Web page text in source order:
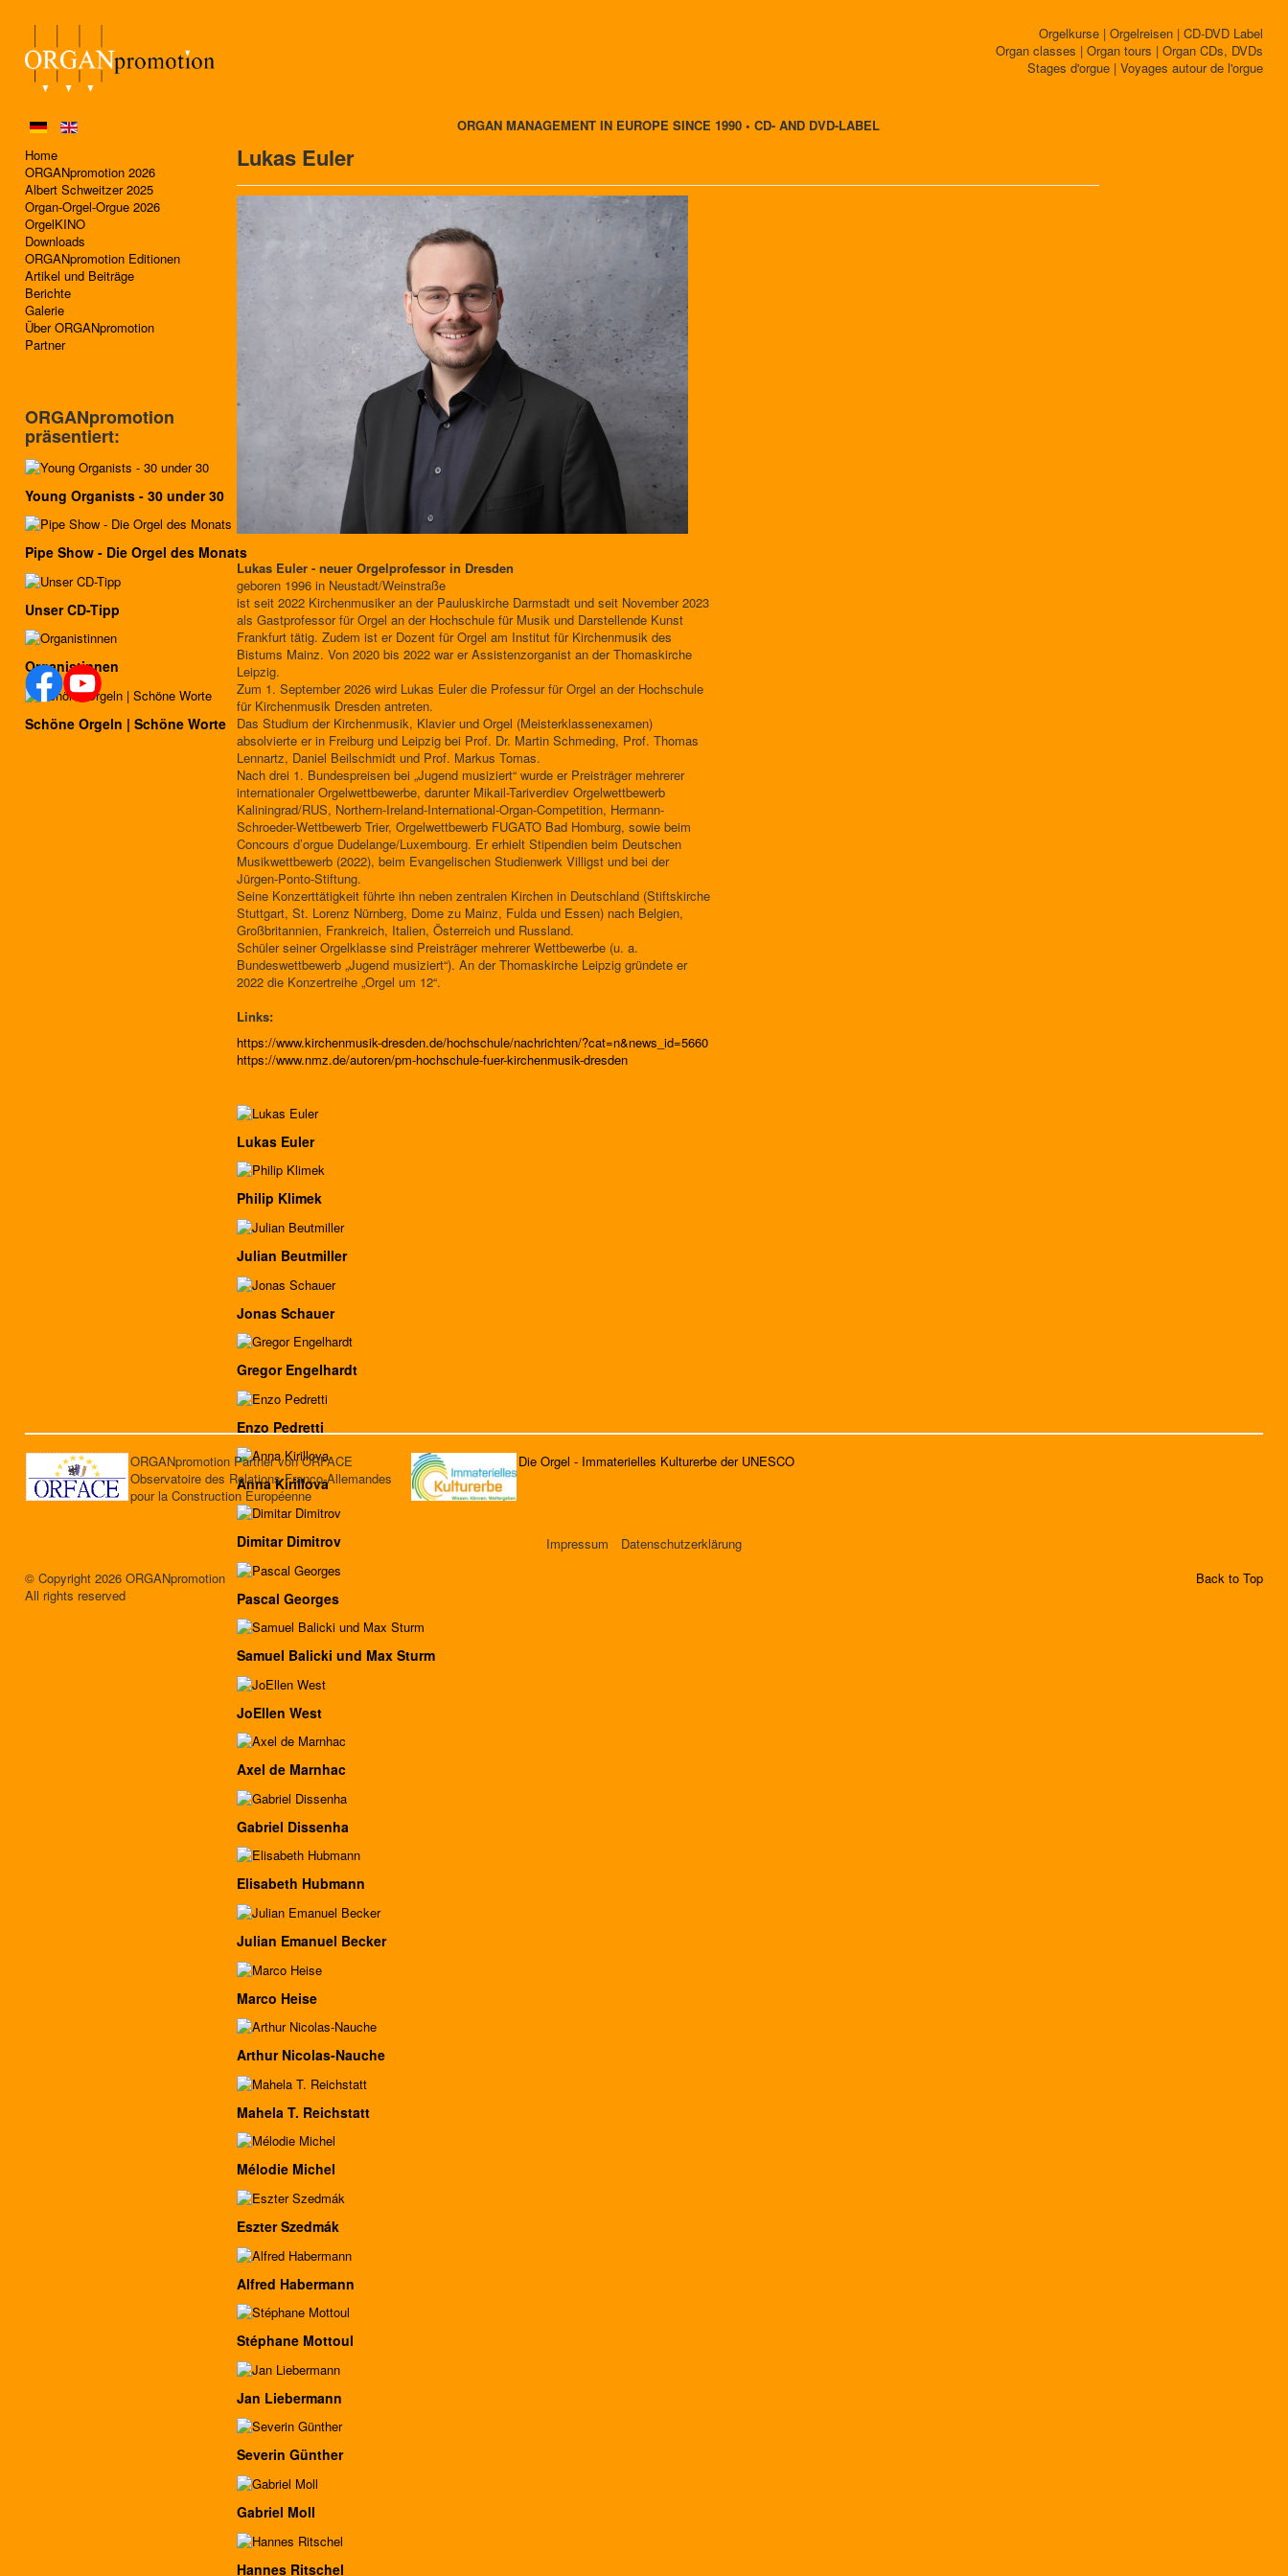
Orgelkurse | Orgelreisen | CD-DVD Label
Organ classes | Organ tours | Organ CDs, DVDs
Stages d'orgue | Voyages autour de l'orgue
Home
ORGANpromotion 2026
Albert Schweitzer 2025
Organ-Orgel-Orgue 2026
OrgelKINO
Downloads
ORGANpromotion Editionen
Artikel und Beiträge
Berichte
Galerie
Über ORGANpromotion
Partner
ORGAN MANAGEMENT IN EUROPE SINCE 1990 • CD- AND DVD-LABEL
Lukas Euler
Lukas Euler - neuer Orgelprofessor in Dresden
geboren 1996 in Neustadt/Weinstraße
ist seit 2022 Kirchenmusiker an der Pauluskirche Darmstadt und seit November 2023
als Gastprofessor für Orgel an der Hochschule für Musik und Darstellende Kunst
Frankfurt tätig. Zudem ist er Dozent für Orgel am Institut für Kirchenmusik des
Bistums Mainz. Von 2020 bis 2022 war er Assistenzorganist an der Thomaskirche
Leipzig.
Zum 1. September 2026 wird Lukas Euler die Professur für Orgel an der Hochschule
für Kirchenmusik Dresden antreten.
Das Studium der Kirchenmusik, Klavier und Orgel (Meisterklassenexamen)
absolvierte er in Freiburg und Leipzig bei Prof. Dr. Martin Schmeding, Prof. Thomas
Lennartz, Daniel Beilschmidt und Prof. Markus Tomas.
Nach drei 1. Bundespreisen bei „Jugend musiziert“ wurde er Preisträger mehrerer
internationaler Orgelwettbewerbe, darunter Mikail-Tariverdiev Orgelwettbewerb
Kaliningrad/RUS, Northern-Ireland-International-Organ-Competition, Hermann-
Schroeder-Wettbewerb Trier, Orgelwettbewerb FUGATO Bad Homburg, sowie beim
Concours d’orgue Dudelange/Luxembourg. Er erhielt Stipendien beim Deutschen
Musikwettbewerb (2022), beim Evangelischen Studienwerk Villigst und bei der
Jürgen-Ponto-Stiftung.
Seine Konzerttätigkeit führte ihn neben zentralen Kirchen in Deutschland (Stiftskirche
Stuttgart, St. Lorenz Nürnberg, Dome zu Mainz, Fulda und Essen) nach Belgien,
Großbritannien, Frankreich, Italien, Österreich und Russland.
Schüler seiner Orgelklasse sind Preisträger mehrerer Wettbewerbe (u. a.
Bundeswettbewerb „Jugend musiziert“). An der Thomaskirche Leipzig gründete er
2022 die Konzertreihe „Orgel um 12“.
Links:
https://www.kirchenmusik-dresden.de/hochschule/nachrichten/?cat=n&news_id=5660
https://www.nmz.de/autoren/pm-hochschule-fuer-kirchenmusik-dresden
Lukas Euler
Philip Klimek
Julian Beutmiller
Jonas Schauer
Gregor Engelhardt
Enzo Pedretti
Anna Kirillova
Dimitar Dimitrov
Pascal Georges
Samuel Balicki und Max Sturm
JoEllen West
Axel de Marnhac
Gabriel Dissenha
Elisabeth Hubmann
Julian Emanuel Becker
Marco Heise
Arthur Nicolas-Nauche
Mahela T. Reichstatt
Mélodie Michel
Eszter Szedmák
Alfred Habermann
Stéphane Mottoul
Jan Liebermann
Severin Günther
Gabriel Moll
Hannes Ritschel
ORGANpromotion
präsentiert:
Young Organists - 30 under 30
Pipe Show - Die Orgel des Monats
Unser CD-Tipp
Organistinnen
Schöne Orgeln | Schöne Worte
ORGANpromotion Partner von ORFACE
Observatoire des Relations Franco-Allemandes
pour la Construction Européenne
Die Orgel - Immaterielles Kulturerbe der UNESCO
Impressum
Datenschutzerklärung
© Copyright 2026 ORGANpromotion
All rights reserved
Back to Top